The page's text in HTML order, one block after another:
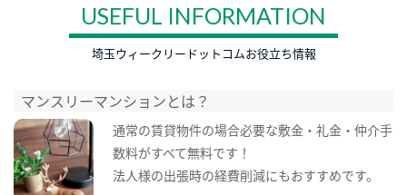
USEFUL INFORMATION
埼玉ウィークリードットコムお役立ち情報
マンスリーマンションとは？
通常の賃貸物件の場合必要な敷金・礼金・仲介手
数料がすべて無料です！
法人様の出張時の経費削減にもおすすめです。